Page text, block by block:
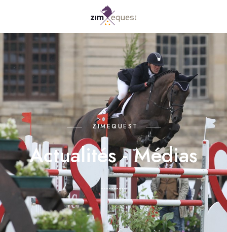
ZIMEQUEST
Actualités - Médias
----------